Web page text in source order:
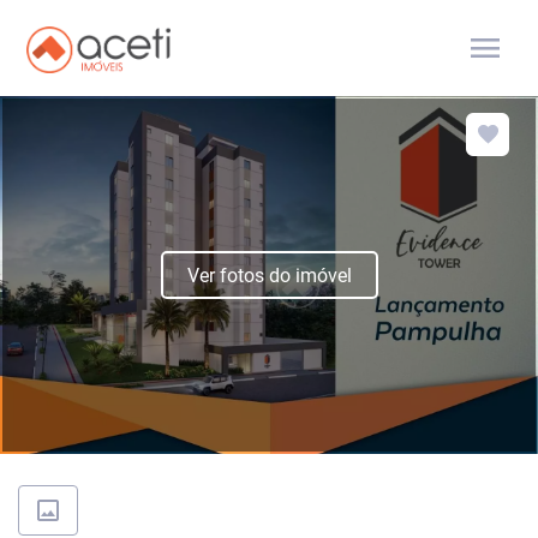
menu
Ver fotos do imóvel